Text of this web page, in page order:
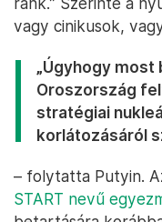
akarják
világrendet a II.
nemzetközi
folyamatosan a
törekednek”
– mondta Putyin.
magukévá, a
céloztak
nincs köze az